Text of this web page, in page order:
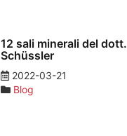
12 sali minerali del dott.
Schüssler
2022-03-21
Blog